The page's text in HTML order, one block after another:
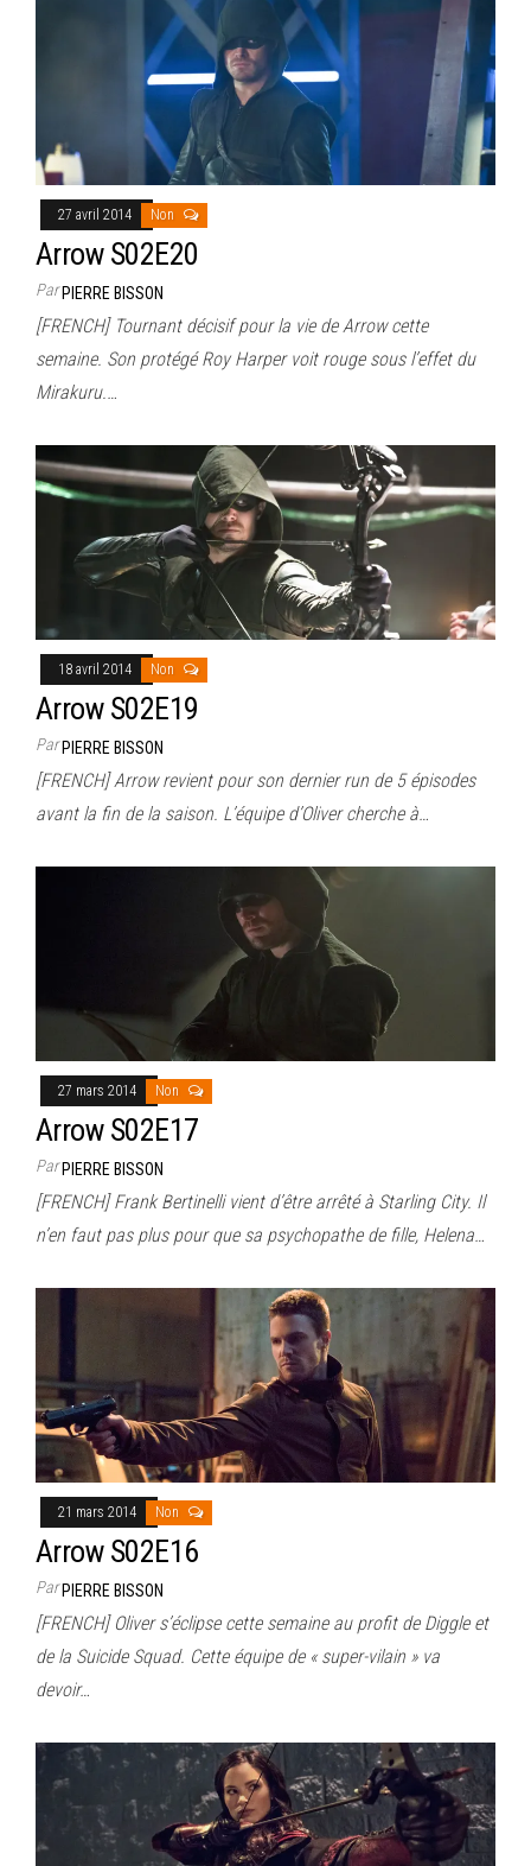
27 avril 2014 Non
Arrow S02E20
ParPIERRE BISSON
[FRENCH] Tournant décisif pour la vie de Arrow cette
semaine. Son protégé Roy Harper voit rouge sous l’effet du
Mirakuru.…
18 avril 2014 Non
Arrow S02E19
ParPIERRE BISSON
[FRENCH] Arrow revient pour son dernier run de 5 épisodes
avant la fin de la saison. L’équipe d’Oliver cherche à…
27 mars 2014 Non
Arrow S02E17
ParPIERRE BISSON
[FRENCH] Frank Bertinelli vient d’être arrêté à Starling City. Il
n’en faut pas plus pour que sa psychopathe de fille, Helena…
21 mars 2014 Non
Arrow S02E16
ParPIERRE BISSON
[FRENCH] Oliver s’éclipse cette semaine au profit de Diggle et
de la Suicide Squad. Cette équipe de « super-vilain » va
devoir…